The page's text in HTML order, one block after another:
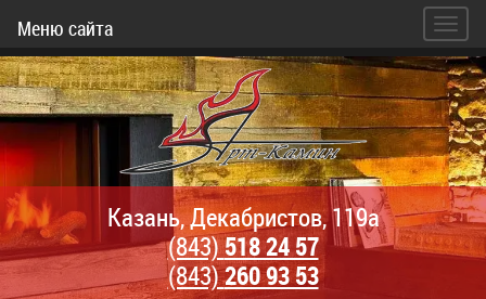
Меню сайта
Казань, Декабристов, 119а
(843)518 24 57
(843)260 93 53